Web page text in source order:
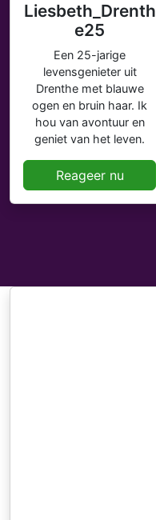
Liesbeth_Drenth
e25
Een 25-jarige
levensgenieter uit
Drenthe met blauwe
ogen en bruin haar. Ik
hou van avontuur en
geniet van het leven.
Reageer nu